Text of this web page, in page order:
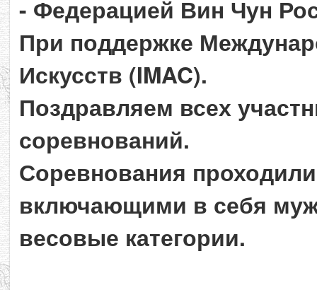
- Федерацией Вин Чун
При поддержке
Искусств (IMAC).
Поздравляем всех
соревнований.
Соревнования
включающими в себя
весовые категории.